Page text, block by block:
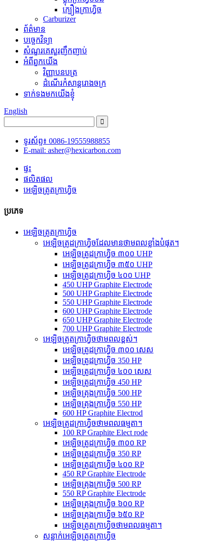
ក្បឿងក្រាហ្វិច
Carburizer
ព័ត៌មាន
បច្ចេកវិទ្យា
សំណួរគេសួរញឹកញាប់
អំពីពួកយើង
វិញ្ញាបនបត្រ
ដំណើរកំសាន្តរោងចក្រ
ទាក់ទងមកយើងខ្ញុំ
English
ទូរស័ព្ទ៖ 0086-19555988855
E-mail: asher@hexicarbon.com
ផ្ទះ
ផលិតផល
អេឡិចត្រូតក្រាហ្វិច
ប្រភេទ
អេឡិចត្រូតក្រាហ្វិច
អេឡិចត្រូដក្រាហ្វិចដែលមានថាមពលខ្លាំងបំផុត។
អេឡិចត្រូដក្រាហ្វិច ៣០០ UHP
អេឡិចត្រូដក្រាហ្វិច ៣៥០ UHP
អេឡិចត្រូដក្រាហ្វិច ៤០០ UHP
450 UHP Graphite Electrode
500 UHP Graphite Electrode
550 UHP Graphite Electrode
600 UHP Graphite Electrode
650 UHP Graphite Electrode
700 UHP Graphite Electrode
អេឡិចត្រូតក្រាហ្វិចថាមពលខ្ពស់។
អេឡិចត្រូដក្រាហ្វិច ៣០០ សេស
អេឡិចត្រូដក្រាហ្វិច 350 HP
អេឡិចត្រូដក្រាហ្វិច ៤០០ សេស
អេឡិចត្រូដក្រាហ្វិច 450 HP
អេឡិចត្រុងក្រាហ្វិច 500 HP
អេឡិចត្រុងក្រាហ្វិច 550 HP
600 HP Graphite Electrod
អេឡិចត្រូដក្រាហ្វិចថាមពលធម្មតា។
100 RP Graphite Elect rode
អេឡិចត្រូដក្រាហ្វិច ៣០០ RP
អេឡិចត្រូដក្រាហ្វិច 350 RP
អេឡិចត្រូដក្រាហ្វិច ៤០០ RP
450 RP Graphite Electrode
អេឡិចត្រុងក្រាហ្វិច 500 RP
550 RP Graphite Electrode
អេឡិចត្រុងក្រាហ្វិច ៦០០ RP
អេឡិចត្រុងក្រាហ្វិច ៦៥០ RP
អេឡិចត្រូតក្រាហ្វិចថាមពលធម្មតា។
សន្លាក់អេឡិចត្រូតក្រាហ្វិច